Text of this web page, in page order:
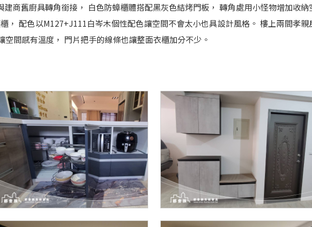
商舊廚具轉角銜接， 白色防蟑櫃體搭配黑灰色結烤門板， 轉角處用小怪物增加收納
， 配色以M127+J111白岑木個性配色讓空間不會太小也具設計風格。 樓上兩間孝親
間感有溫度， 門片把手的線條也讓整面衣櫃加分不少。